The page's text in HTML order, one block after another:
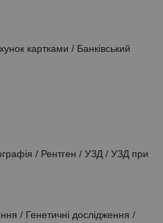
картками / Банківський
/ Рентген / УЗД / УЗД при
/ Генетичні дослідження /